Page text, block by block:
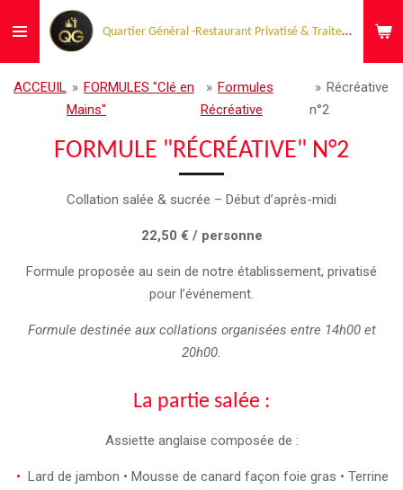
au
contenu
principal
Quartier Général -Restaurant Privatisé & Traiteur Événementiel
ACCEUIL » FORMULES "Clé en
Mains"
» Formules
Récréative
» Récréative
n°2
FORMULE "RÉCRÉATIVE" N°2
Collation salée & sucrée – Début d’après-midi
22,50 € / personne
Formule proposée au sein de notre établissement, privatisé
pour l’événement.
Formule destinée aux collations organisées entre 14h00 et
20h00.
La partie salée :
Assiette anglaise composée de :
Lard de jambon • Mousse de canard façon foie gras • Terrine